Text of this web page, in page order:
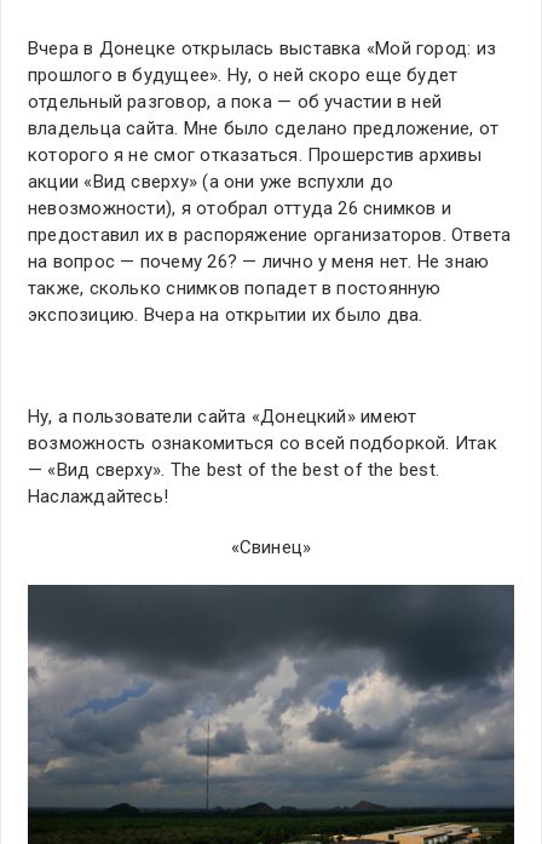
Вчера в Донецке открылась выставка «Мой город: из
прошлого в будущее». Ну, о ней скоро еще будет
отдельный разговор, а пока — об участии в ней
владельца сайта. Мне было сделано предложение, от
которого я не смог отказаться. Прошерстив архивы
акции «Вид сверху» (а они уже вспухли до
невозможности), я отобрал оттуда 26 снимков и
предоставил их в распоряжение организаторов. Ответа
на вопрос — почему 26? — лично у меня нет. Не знаю
также, сколько снимков попадет в постоянную
экспозицию. Вчера на открытии их было два.
Ну, а пользователи сайта «Донецкий» имеют
возможность ознакомиться со всей подборкой. Итак
— «Вид сверху». The best of the best of the best.
Наслаждайтесь!
«Свинец»